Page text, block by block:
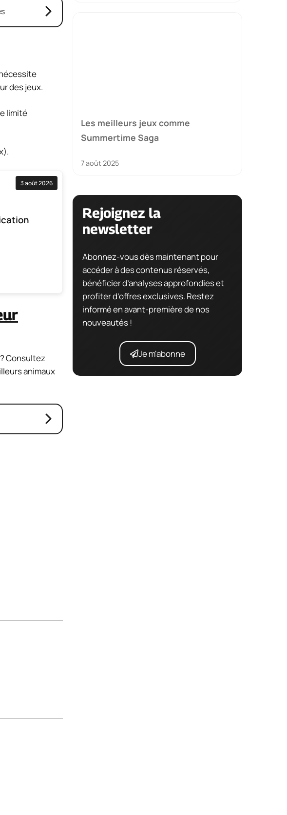
des jeux.
limité
3 août 2026
Consultez
animaux
Les meilleurs jeux comme
Summertime Saga
7 août 2025
Rejoignez la
newsletter
Abonnez-vous dès maintenant pour
accéder à des contenus réservés,
bénéficier d’analyses approfondies et
profiter d’offres exclusives. Restez
informé en avant-première de nos
nouveautés !
Je m'abonne